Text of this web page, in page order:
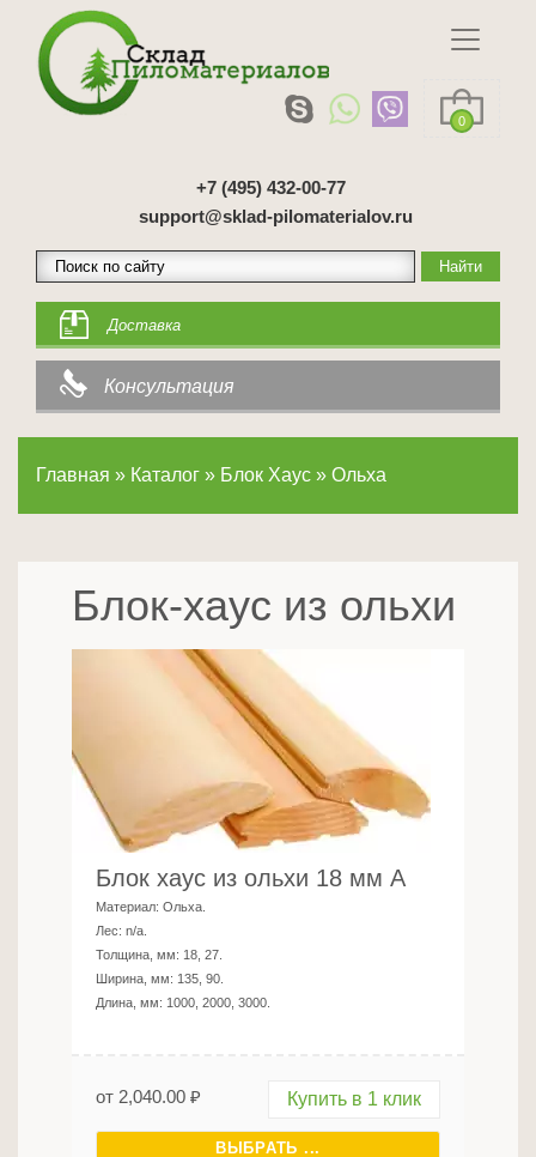
0
+7 (495) 432-00-77
support@sklad-pilomaterialov.ru
Доставка
Консультация
Главная » Каталог » Блок Хаус » Ольха
Блок-хаус из ольхи
Блок хаус из ольхи 18 мм А
Материал: Ольха
Лес: n/a
Толщина, мм: 18, 27
Ширина, мм: 135, 90
Длина, мм: 1000, 2000, 3000
от 2,040.00 ₽ Купить в 1 клик
ВЫБРАТЬ ...